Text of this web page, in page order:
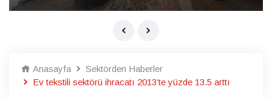
Anasayfa
Sektörden Haberler
Ev tekstili sektörü ihracatı 2013’te yüzde 13.5 arttı